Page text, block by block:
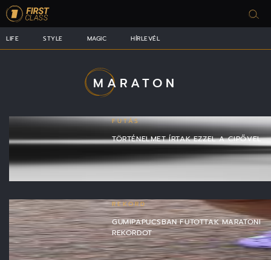
LIFE STYLE MAGIC HÍRLEVÉL
MARATON
FUTÁS
TÖRTÉNELMET ÍRTAK EZZEL A CIPŐVEL
REKORD
GUMIPAPUCSBAN FUTOTTAK MARATONI
REKORDOT